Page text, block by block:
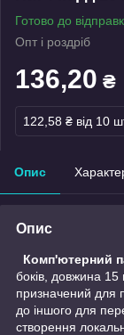
Готово до
Опт і роздріб
136,20 ₴
122,58 ₴ від 10
Опис
Опис
Комп'ютерний
боків, довжина 15
призначений для
до іншого для
створення